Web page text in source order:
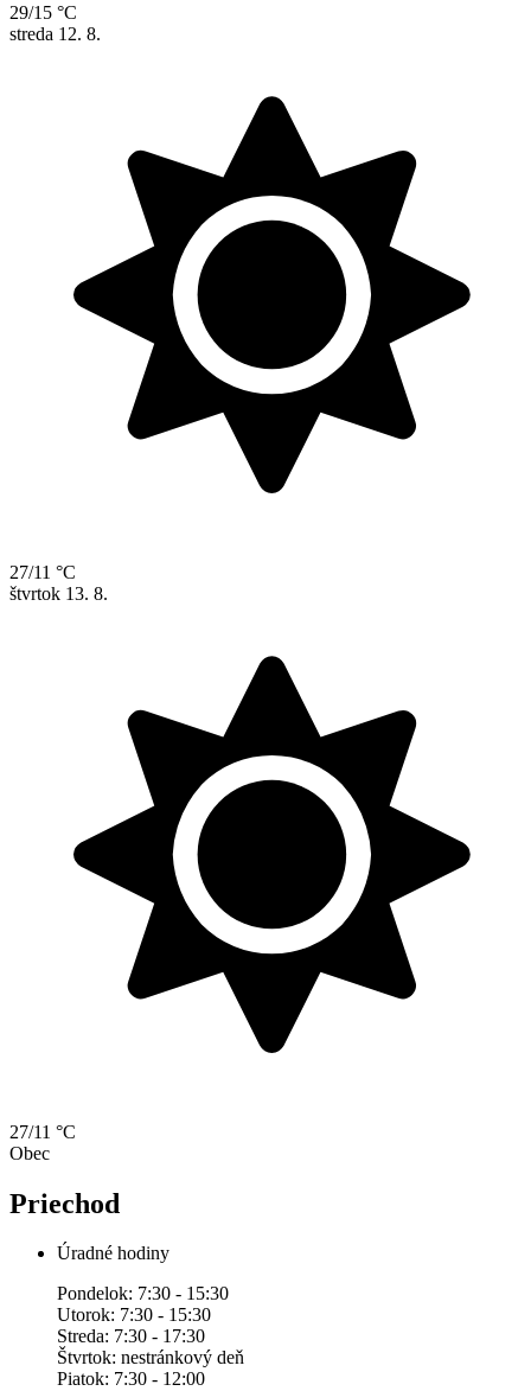
29/15 °C
streda 12. 8.
27/11 °C
štvrtok 13. 8.
27/11 °C
Obec
Priechod
Úradné hodiny
Pondelok: 7:30 - 15:30
Utorok: 7:30 - 15:30
Streda: 7:30 - 17:30
Štvrtok: nestránkový deň
Piatok: 7:30 - 12:00